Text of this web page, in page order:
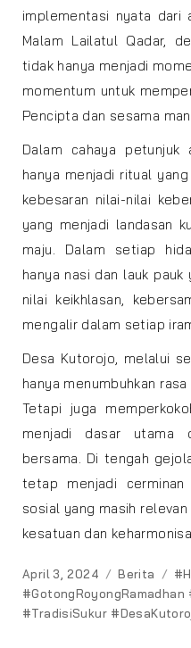
implementasi nyata dari
Malam Lailatul Qadar,
tidak hanya menjadi
momentum untuk
Pencipta dan sesama
Dalam cahaya petunjuk
hanya menjadi ritual
kebesaran nilai-nilai
yang menjadi landasan
maju. Dalam setiap
hanya nasi dan lauk
nilai keikhlasan,
mengalir dalam setiap
Desa Kutorojo, melalui
hanya menumbuhkan
Tetapi juga
menjadi dasar utama
bersama. Di tengah
tetap menjadi
sosial yang masih
kesatuan dan
Posted
on
April 3, 2024 Categories
Berita
#TradisiSukur